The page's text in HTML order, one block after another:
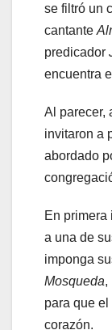
se filtró un
cantante
predicador
encuentra
Al parecer,
invitaron a
abordado
En primera
a una de
imponga
Mosqueda,
para que
corazón.